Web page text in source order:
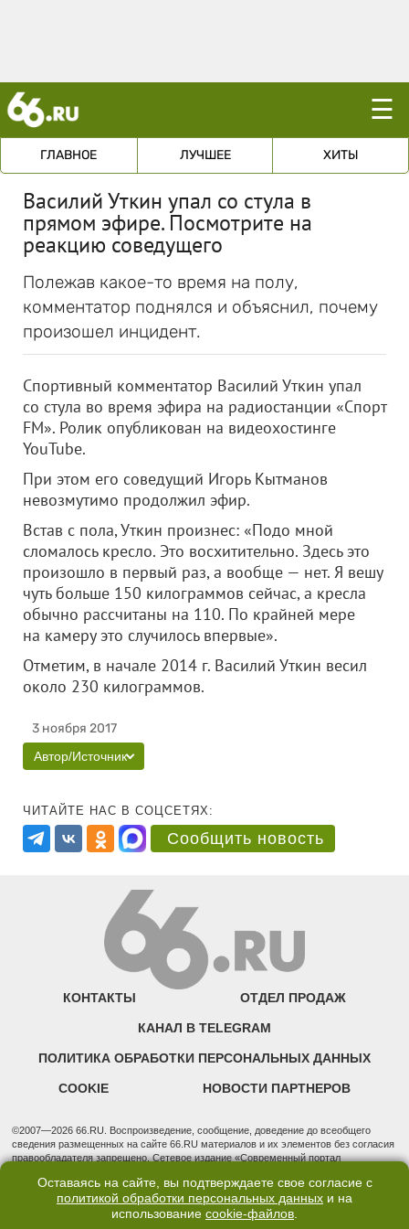
☰
ГЛАВНОЕ ЛУЧШЕЕ ХИТЫ
Василий Уткин упал со стула в
прямом эфире. Посмотрите на
реакцию соведущего
Полежав какое-то время на полу,
комментатор поднялся и объяснил, почему
произошел инцидент.
Спортивный комментатор Василий Уткин упал
со стула во время эфира на радиостанции «Спорт
FM». Ролик опубликован на видеохостинге
YouTube.
При этом его соведущий Игорь Кытманов
невозмутимо продолжил эфир.
Встав с пола, Уткин произнес: «Подо мной
сломалось кресло. Это восхитительно. Здесь это
произошло в первый раз, а вообще — нет. Я вешу
чуть больше 150 килограммов сейчас, а кресла
обычно рассчитаны на 110. По крайней мере
на камеру это случилось впервые».
Отметим, в начале 2014 г. Василий Уткин весил
около 230 килограммов.
3 ноября 2017
Автор/Источник
ЧИТАЙТЕ НАС В СОЦСЕТЯХ:
Сообщить новость
КОНТАКТЫ ОТДЕЛ ПРОДАЖ
КАНАЛ В TELEGRAM
ПОЛИТИКА ОБРАБОТКИ ПЕРСОНАЛЬНЫХ ДАННЫХ
COOKIE НОВОСТИ ПАРТНЕРОВ
©2007—2026 66.RU. Воспроизведение, сообщение, доведение до всеобщего
сведения размещенных на сайте 66.RU материалов и их элементов без согласия
правообладателя запрещено. Сетевое издание «Современный портал
надзору в сфере связи, информационных технологий и массовых коммуникаций
(Роскомнадзор). Регистрационный номер ЭЛ № ФС 77 - 76634 от 02.09.2019
Учредитель: Общество с ограниченной ответственностью "66.ру". Юридический
Оставаясь на сайте, вы подтверждаете свое согласие с
политикой обработки персональных данных и на
использование cookie-файлов.